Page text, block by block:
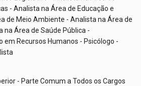
- Analista na Área de Educação e
de Meio Ambiente - Analista na Área de
na Área de Saúde Pública -
em Recursos Humanos - Psicólogo -
- Parte Comum a Todos os Cargos